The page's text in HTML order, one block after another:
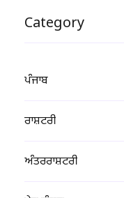
Category
ਪੰਜਾਬ
ਰਾਸ਼ਟਰੀ
ਅੰਤਰਰਾਸ਼ਟਰੀ